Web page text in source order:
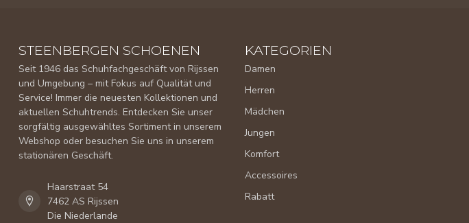
STEENBERGEN SCHOENEN
Seit 1946 das Schuhfachgeschäft von Rijssen
und Umgebung – mit Fokus auf Qualität und
Service! Immer die neuesten Kollektionen und
aktuellen Schuhtrends. Entdecken Sie unser
sorgfältig ausgewähltes Sortiment in unserem
Webshop oder besuchen Sie uns in unserem
stationären Geschäft.
Haarstraat 54
7462 AS Rijssen
Die Niederlande
KATEGORIEN
Damen
Herren
Mädchen
Jungen
Komfort
Accessoires
Rabatt